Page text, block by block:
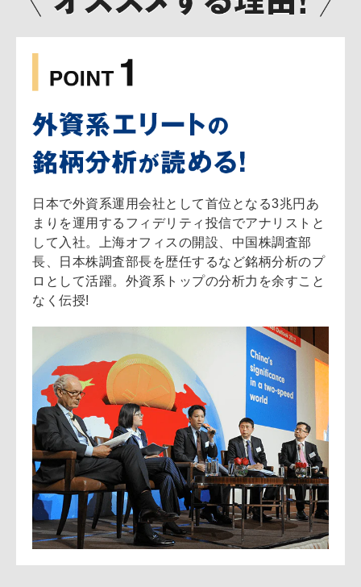
日本で外資系運用会社として首位となる3兆円あ
まりを運用するフィデリティ投信でアナリストと
して入社。上海オフィスの開設、中国株調査部
長、日本株調査部長を歴任するなど銘柄分析のプ
ロとして活躍。外資系トップの分析力を余すこと
なく伝授!